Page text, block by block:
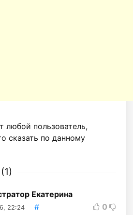
любой пользователь,
сказать по данному
1)
Екатерина
22:24 #
0